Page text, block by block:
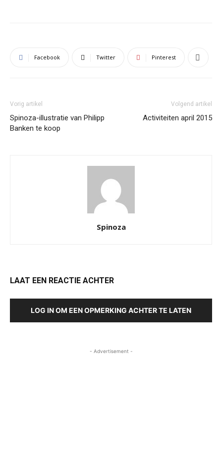
Facebook Twitter Pinterest
Vorig artikel
Spinoza-illustratie van Philipp
Banken te koop
Volgend artikel
Activiteiten april 2015
Spinoza
LAAT EEN REACTIE ACHTER
LOG IN OM EEN OPMERKING ACHTER TE LATEN
- Advertisement -